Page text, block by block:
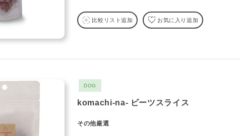
比較リスト追加 お気に入り追加
DOG
komachi-na- ビーツスライス
その他厳選